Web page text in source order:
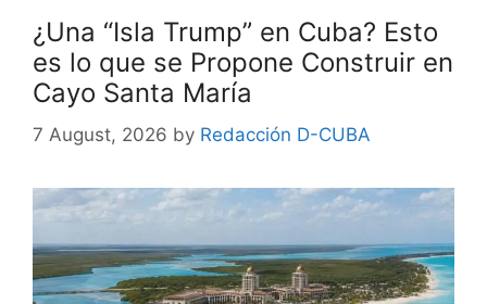
¿Una “Isla Trump” en Cuba? Esto
es lo que se Propone Construir en
Cayo Santa María
7 August, 2026 by Redacción D-CUBA